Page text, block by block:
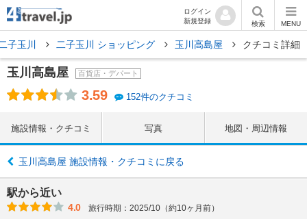
ログイン
新規登録
検索 MENU
子玉川 二子玉川 ショッピング 玉川高島屋 クチコミ詳細
玉川高島屋 百貨店・デパート
3.59 152件のクチコミ
施設情報・クチコミ 写真 地図・周辺情報
玉川高島屋 施設情報・クチコミに戻る
駅から近い
4.0
旅行時期：2025/10（約10ヶ月前）